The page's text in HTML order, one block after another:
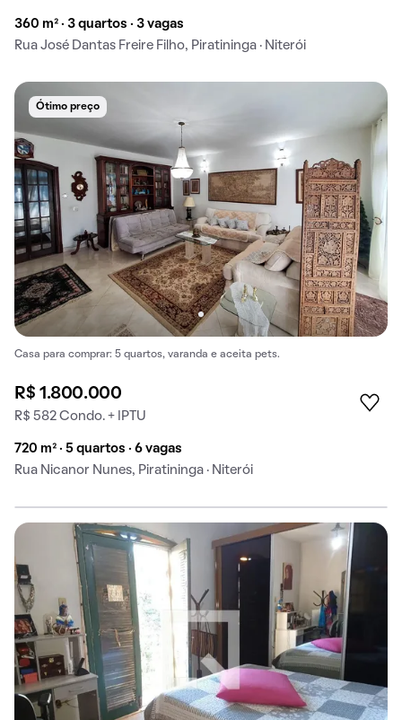
360 m² · 3 quartos · 3 vagas
Rua José Dantas Freire Filho, Piratininga · Niterói
Ótimo preço
Casa para comprar: 5 quartos, varanda e aceita pets.
R$ 1.800.000
R$ 582 Condo. + IPTU
720 m² · 5 quartos · 6 vagas
Rua Nicanor Nunes, Piratininga · Niterói